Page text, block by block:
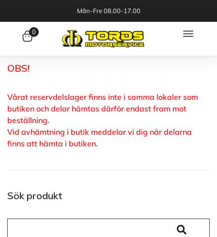
Mån-Fre 08.00-17.00
0
OBS!
Vårat reservdelslager finns inte i samma lokaler som
butiken och delar hämtas därför endast fram mot
beställning.
Vid avhämtning i butik meddelar vi dig när delarna
finns att hämta i butiken.
Sök produkt